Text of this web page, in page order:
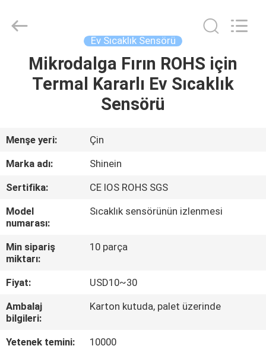
HAKKIMIZDA
FABRIKA
TURU
KALITE
KONTROL
BIZIMLE
ILETIŞIME
Technology
Co.,Ltd.
Ev Sıcaklık Sensörü
Mikrodalga Fırın ROHS için
Termal Kararlı Ev Sıcaklık
Sensörü
Menşe yeri:
Çin
Marka adı:
Shinein
Sertifika:
CE IOS ROHS SGS
Model
numarası:
Sıcaklık sensörünün izlenmesi
Min sipariş
miktarı:
10 parça
Fiyat:
USD10~30
Ambalaj
bilgileri:
Karton kutuda, palet üzerinde
Yetenek temini:
10000